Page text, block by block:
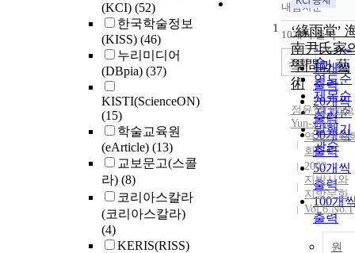
(KCI) (52)
한국학술정보
(KISS) (46)
누리미디어
(DBpia) (37)
KISTI(ScienceON)
(15)
학술교육원
(eArticle) (13)
교보문고(스콜
라) (8)
코리아스칼라
(코리아스칼라)
(4)
KERIS(RISS)
정확도
순
인기도
순
연도순
제목순
저자순
발행기
관순
내림차순
내림차
10개씩 출력
10개씩
출력
20개씩
출력
30개씩
출력
50개씩
출력
100개
출력
조회
1
‘緣雨堂’
南尹氏家
學問과 藝
術
정윤섭(Jeong
Yun-seob)
역사문화
회
2003
지방사와
지방문화
Vol.6 No.1
원